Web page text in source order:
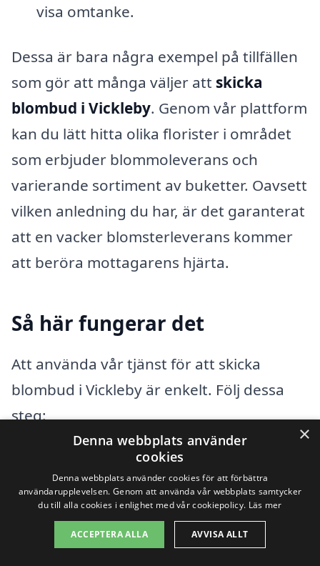
visa omtanke.
Dessa är bara några exempel på tillfällen
som gör att många väljer att skicka
blombud i Vickleby. Genom vår plattform
kan du lätt hitta olika florister i området
som erbjuder blommoleverans och
varierande sortiment av buketter. Oavsett
vilken anledning du har, är det garanterat
att en vacker blomsterleverans kommer
att beröra mottagarens hjärta.
Så här fungerar det
Att använda vår tjänst för att skicka
blombud i Vickleby är enkelt. Följ dessa
steg:
Besök vår webbplats och sök efter
florister i Vickleby.
Bläddra igenom vårt utbud av
buketter och arrangemang.
×
Denna webbplats använder
cookies
Denna webbplats använder cookies för att förbättra
användarupplevelsen. Genom att använda vår webbplats samtycker
du till alla cookies i enlighet med vår cookiepolicy. Läs mer
ACCEPTERA ALLA AVVISA ALLT